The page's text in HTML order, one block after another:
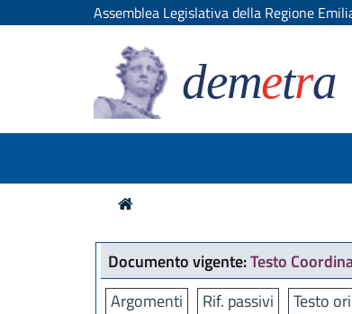
Assemblea Legislativa della Regione
demetra
Documento vigente:Testo
Argomenti
Rif. passivi Testo